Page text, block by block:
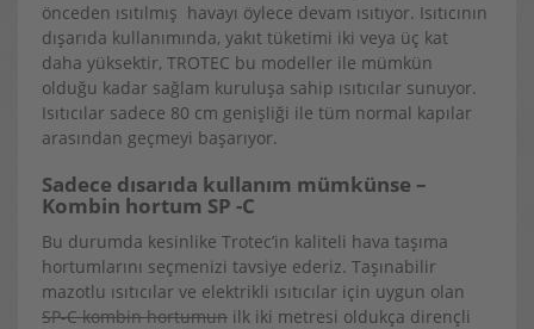
önceden ısıtılmış havayı öylece devam ısıtıyor. Isıtıcının
dışarıda kullanımında, yakıt tüketimi iki veya üç kat
daha yüksektir, TROTEC bu modeller ile mümkün
olduğu kadar sağlam kuruluşa sahip ısıtıcılar sunuyor.
Isıtıcılar sadece 80 cm genişliği ile tüm normal kapılar
arasından geçmeyi başarıyor.
Sadece dısarıda kullanım mümkünse –
Kombin hortum SP -C
Bu durumda kesinlike Trotec’in kaliteli hava taşıma
hortumlarını seçmenizi tavsiye ederiz. Taşınabilir
mazotlu ısıtıcılar ve elektrikli ısıtıcılar için uygun olan
SP-C kombin hortumun ilk iki metresi oldukça dirençli